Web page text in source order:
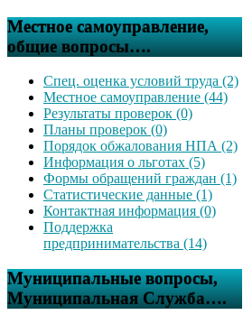
Местное самоуправление,
общие вопросы….
Спец. оценка условий труда (2)
Местное самоуправление (44)
Результаты проверок (0)
Планы проверок (0)
Порядок обжалования НПА (2)
Информация о льготах (5)
Формы обращений граждан (1)
Статистические данные (1)
Контактная информация (0)
Поддержка
предпринимательства (14)
Муниципальные вопросы,
Муниципальная Служба….